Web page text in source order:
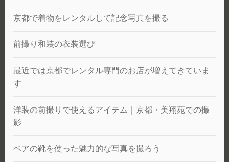
京都で着物をレンタルして記念写真を撮る
前撮り和装の衣装選び
最近では京都でレンタル専門のお店が増えてきていま
す
洋装の前撮りで使えるアイテム｜京都・美翔苑での撮
影
ペアの靴を使った魅力的な写真を撮ろう